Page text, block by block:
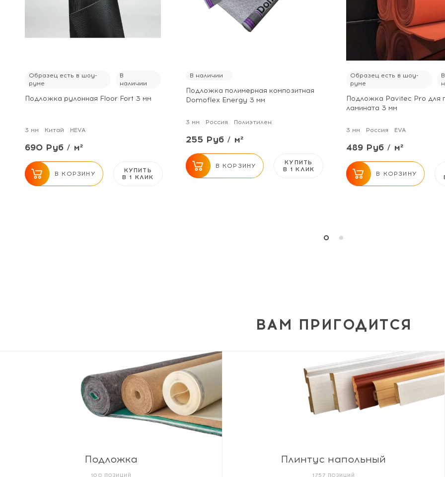
Образец есть в шоу-
руме
В
наличии
Подложка рулонная Floor Fort 3 мм
3 мм Китай HEVA
690 Руб / м²
В КОРЗИНУ
КУПИТЬ
В 1 КЛИК
В наличии
Подложка полимерная композитная
Domoflex Energy 3 мм
3 мм Россия Полиэтилен
255 Руб / м²
В КОРЗИНУ
КУПИТЬ
В 1 КЛИК
Образец есть в шоу-
руме
В
Подложка Pavitec Pro для
ламината 3 мм
3 мм Россия EVA
489 Руб / м²
В КОРЗИНУ
ВАМ ПРИГОДИТСЯ
Подложка
100 ПОЗИЦИЙ
Плинтус напольный
1757 ПОЗИЦИЙ